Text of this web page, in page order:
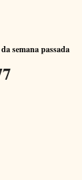
semana passada